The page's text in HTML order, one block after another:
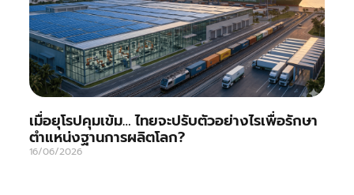
เมื่อยุโรปคุมเข้ม… ไทยจะปรับตัวอย่างไรเพื่อรักษา
ตำแหน่งฐานการผลิตโลก?
16/06/2026